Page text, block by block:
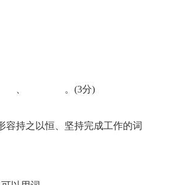
: 、 、 。(3分)
容持之以恒、坚持完成工作的词